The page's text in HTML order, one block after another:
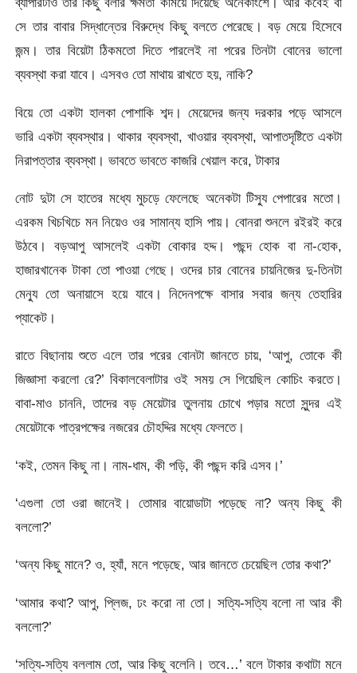
সে তার বাবার সিদ্ধান্তের বিরুদ্ধে কিছু বলতে পেরেছে। বড় মেয়ে হিসেবে
জন্ম। তার বিয়েটা ঠিকমতো দিতে পারলেই না পরের তিনটা বোনের ভালো
ব্যবস্থা করা যাবে। এসবও তো মাথায় রাখতে হয়, নাকি?
বিয়ে তো একটা হালকা পোশাকি শব্দ। মেয়েদের জন্য দরকার পড়ে আসলে
ভারি একটা ব্যবস্থার। থাকার ব্যবস্থা, খাওয়ার ব্যবস্থা, আপাতদৃষ্টিতে একটা
নিরাপত্তার ব্যবস্থা। ভাবতে ভাবতে কাজরি খেয়াল করে, টাকার
নোট দুটা সে হাতের মধ্যে মুচড়ে ফেলেছে অনেকটা টিস্যু পেপারের মতো।
এরকম খিচখিচে মন নিয়েও ওর সামান্য হাসি পায়। বোনরা শুনলে রইরই করে
উঠবে। বড়আপু আসলেই একটা বোকার হদ্দ। পছন্দ হোক বা না-হোক,
হাজারখানেক টাকা তো পাওয়া গেছে। ওদের চার বোনের চায়নিজের দু-তিনটা
মেন্যু তো অনায়াসে হয়ে যাবে। নিদেনপক্ষে বাসার সবার জন্য তেহারির
প্যাকেট।
রাতে বিছানায় শুতে এলে তার পরের বোনটা জানতে চায়, ‘আপু, তোকে কী
জিজ্ঞাসা করলো রে?’ বিকালবেলাটার ওই সময় সে গিয়েছিল কোচিং করতে।
বাবা-মাও চাননি, তাদের বড় মেয়েটার তুলনায় চোখে পড়ার মতো সুন্দর এই
মেয়েটাকে পাত্রপক্ষের নজরের চৌহদ্দির মধ্যে ফেলতে।
‘কই, তেমন কিছু না। নাম-ধাম, কী পড়ি, কী পছন্দ করি এসব।’
‘এগুলা তো ওরা জানেই। তোমার বায়োডাটা পড়েছে না? অন্য কিছু কী
বললো?’
‘অন্য কিছু মানে? ও, হ্যাঁ, মনে পড়েছে, আর জানতে চেয়েছিল তোর কথা?’
‘আমার কথা? আপু, প্লিজ, ঢং করো না তো। সত্যি-সত্যি বলো না আর কী
বললো?’
‘সত্যি-সত্যি বললাম তো, আর কিছু বলেনি। তবে…’ বলে টাকার কথাটা মনে